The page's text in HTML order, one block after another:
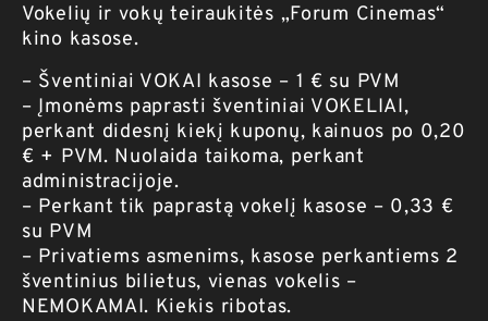
Vokelių ir vokų teiraukitės „Forum Cinemas“
kino kasose.
– Šventiniai VOKAI kasose – 1 € su PVM
– Įmonėms paprasti šventiniai VOKELIAI,
perkant didesnį kiekį kuponų, kainuos po 0,20
€ + PVM. Nuolaida taikoma, perkant
administracijoje.
– Perkant tik paprastą vokelį kasose – 0,33 €
su PVM
– Privatiems asmenims, kasose perkantiems 2
šventinius bilietus, vienas vokelis –
NEMOKAMAI. Kiekis ribotas.